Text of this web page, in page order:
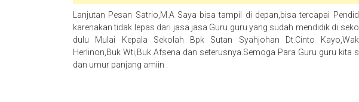
Lanjutan Pesan Satrio,M.A Saya bisa tampil di depan,bisa tercapai
karenakan tidak lepas dari jasa jasa Guru guru yang sudah mendidik di
dulu Mulai Kepala Sekolah Bpk Sutan Syahjohan Dt.Cinto
Herlinon,Buk Wti,Buk Afsena dan seterusnya.Semoga Para Guru guru kita
dan umur panjang amiin .